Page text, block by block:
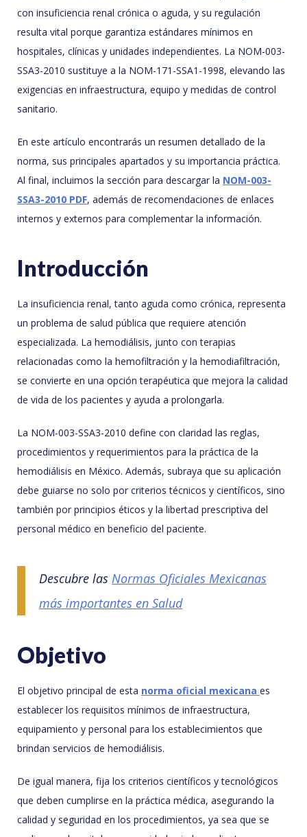
con insuficiencia renal crónica o aguda, y su regulación
resulta vital porque garantiza estándares mínimos en
hospitales, clínicas y unidades independientes. La NOM-003-
SSA3-2010 sustituye a la NOM-171-SSA1-1998, elevando las
exigencias en infraestructura, equipo y medidas de control
sanitario.
En este artículo encontrarás un resumen detallado de la
norma, sus principales apartados y su importancia práctica.
Al final, incluimos la sección para descargar la NOM-003-
SSA3-2010 PDF, además de recomendaciones de enlaces
internos y externos para complementar la información.
Introducción
La insuficiencia renal, tanto aguda como crónica, representa
un problema de salud pública que requiere atención
especializada. La hemodiálisis, junto con terapias
relacionadas como la hemofiltración y la hemodiafiltración,
se convierte en una opción terapéutica que mejora la calidad
de vida de los pacientes y ayuda a prolongarla.
La NOM-003-SSA3-2010 define con claridad las reglas,
procedimientos y requerimientos para la práctica de la
hemodiálisis en México. Además, subraya que su aplicación
debe guiarse no solo por criterios técnicos y científicos, sino
también por principios éticos y la libertad prescriptiva del
personal médico en beneficio del paciente.
Descubre las Normas Oficiales Mexicanas
más importantes en Salud
Objetivo
El objetivo principal de esta norma oficial mexicana es
establecer los requisitos mínimos de infraestructura,
equipamiento y personal para los establecimientos que
brindan servicios de hemodiálisis.
De igual manera, fija los criterios científicos y tecnológicos
que deben cumplirse en la práctica médica, asegurando la
calidad y seguridad en los procedimientos, ya sea que se